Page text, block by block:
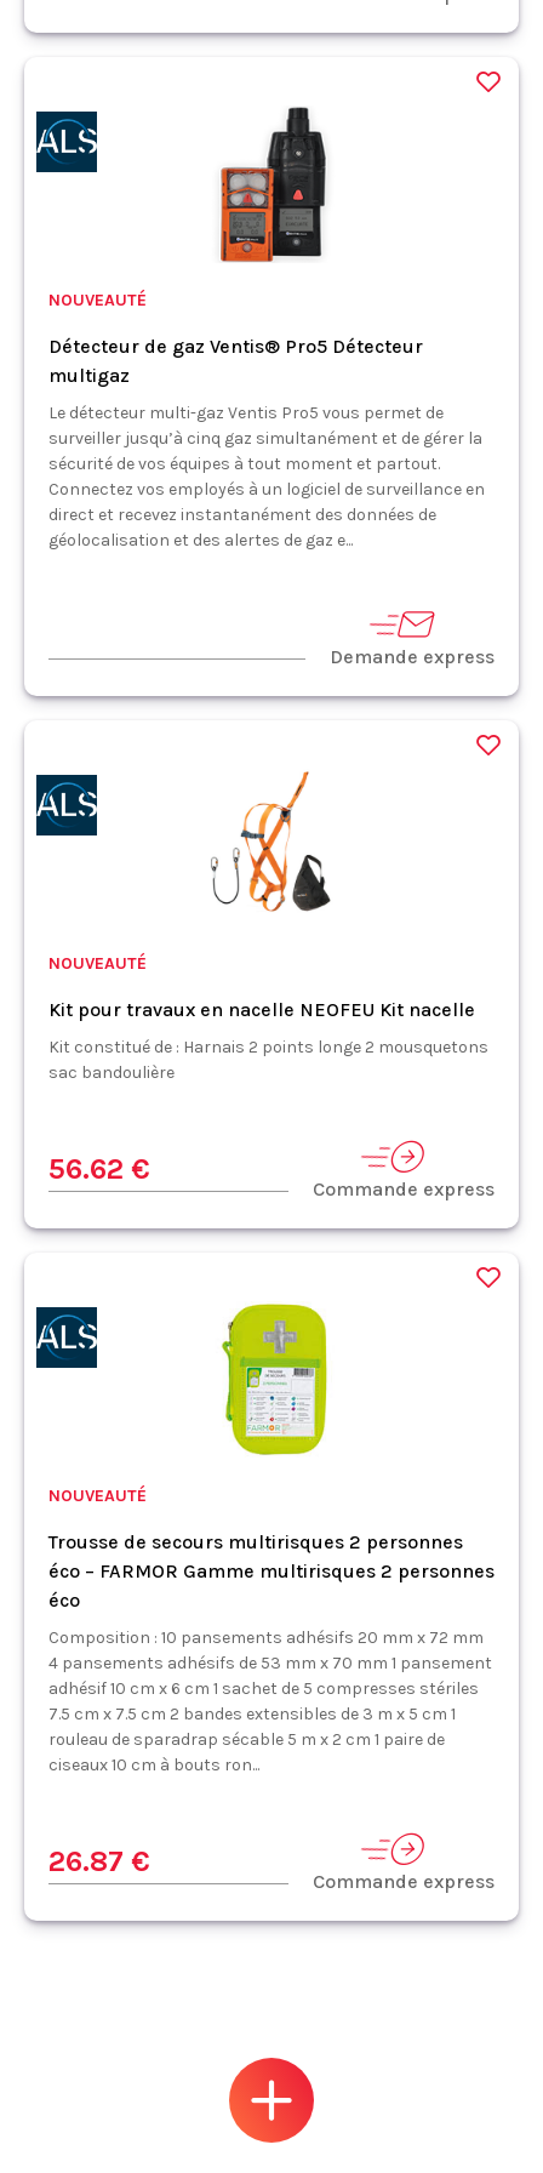
NOUVEAUTÉ
Détecteur de gaz Ventis® Pro5 Détecteur
multigaz
Le détecteur multi-gaz Ventis Pro5 vous permet de
surveiller jusqu’à cinq gaz simultanément et de gérer la
sécurité de vos équipes à tout moment et partout.
Connectez vos employés à un logiciel de surveillance en
direct et recevez instantanément des données de
géolocalisation et des alertes de gaz e...
Demande express
NOUVEAUTÉ
Kit pour travaux en nacelle NEOFEU Kit nacelle
Kit constitué de : Harnais 2 points longe 2 mousquetons
sac bandoulière
56.62 €
Commande express
NOUVEAUTÉ
Trousse de secours multirisques 2 personnes
éco – FARMOR Gamme multirisques 2 personnes
éco
Composition : 10 pansements adhésifs 20 mm x 72 mm
4 pansements adhésifs de 53 mm x 70 mm 1 pansement
adhésif 10 cm x 6 cm 1 sachet de 5 compresses stériles
7.5 cm x 7.5 cm 2 bandes extensibles de 3 m x 5 cm 1
rouleau de sparadrap sécable 5 m x 2 cm 1 paire de
ciseaux 10 cm à bouts ron...
26.87 €
Commande express